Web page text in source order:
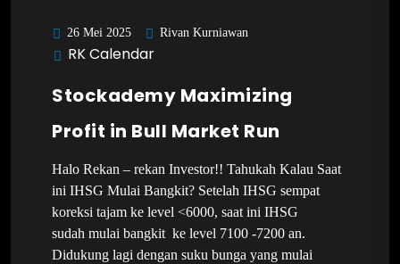
26 Mei 2025 Rivan Kurniawan
RK Calendar
Stockademy Maximizing
Profit in Bull Market Run
Halo Rekan – rekan Investor!! Tahukah Kalau Saat
ini IHSG Mulai Bangkit? Setelah IHSG sempat
koreksi tajam ke level <6000, saat ini IHSG
sudah mulai bangkit ke level 7100 -7200 an.
Didukung lagi dengan suku bunga yang mulai